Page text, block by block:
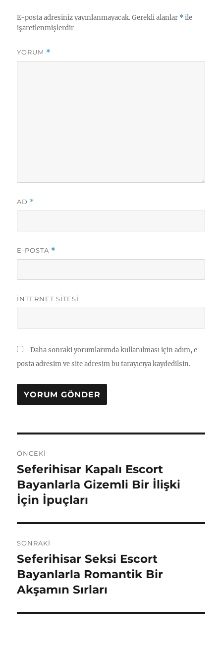
E-posta adresiniz yayınlanmayacak. Gerekli alanlar *ile
işaretlenmişlerdir
YORUM *
AD *
E-POSTA *
İNTERNET SITESI
Daha sonraki yorumlarımda kullanılması için adım, e-
posta adresim ve site adresim bu tarayıcıya kaydedilsin.
gezinmesi
ÖNCEKI
Önceki
yazı:
Seferihisar Kapalı Escort
Bayanlarla Gizemli Bir İlişki
İçin İpuçları
SONRAKI
Sonraki
yazı:
Seferihisar Seksi Escort
Bayanlarla Romantik Bir
Akşamın Sırları